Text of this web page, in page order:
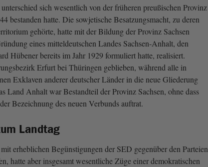
sich wesentlich von der früheren preußischen Provinz
bestanden hatte. Die sowjetische Besatzungsmacht, zu deren
gehörte, hatte mit der Bildung der Provinz Sachsen
eines mitteldeutschen Landes Sachsen-Anhalt, den
Hübener bereits im Jahr 1929 formuliert hatte, realisiert.
Erfurt bei Thürin­gen geblieben, während alle in
Exklaven anderer deutscher Länder in die neue Gliederung
Land Anhalt war Bestandteil der Provinz Sachsen, ohne dass
Bezeichnung des neuen Verbunds auftrat.
Landtag
erheblichen Begünstigungen der SED gegenüber den Parteien
hatte aber insgesamt wesentliche Züge einer demokratischen